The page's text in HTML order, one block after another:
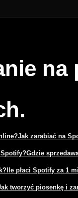
Jak zarabiać na
Spotify?Gdzie
Ile płaci Spotify za 1
tworzyć piosenkę i